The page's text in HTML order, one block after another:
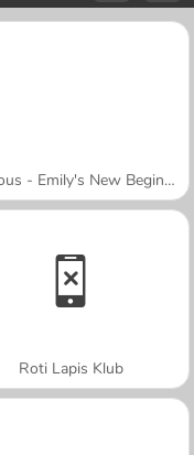
Delicious - Emily's New Beginning
Roti Lapis Klub